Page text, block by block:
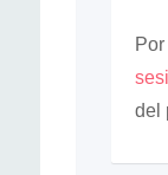
Por
del